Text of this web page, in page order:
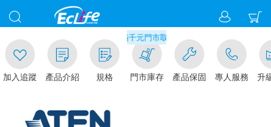
加入追蹤 產品介紹 規格
滿千元門市取貨現折1%(部分商品不適用)-
門市庫存 產品保固 專人服務 升